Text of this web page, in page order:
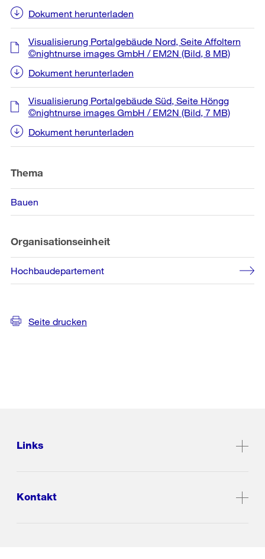
Dokument herunterladen
Visualisierung Portalgebäude Nord, Seite Affoltern
©nightnurse images GmbH / EM2N (Bild, 8 MB)
Dokument herunterladen
Visualisierung Portalgebäude Süd, Seite Höngg
©nightnurse images GmbH / EM2N (Bild, 7 MB)
Dokument herunterladen
Thema
Bauen
Organisationseinheit
Hochbaudepartement
Seite drucken
Links
Kontakt